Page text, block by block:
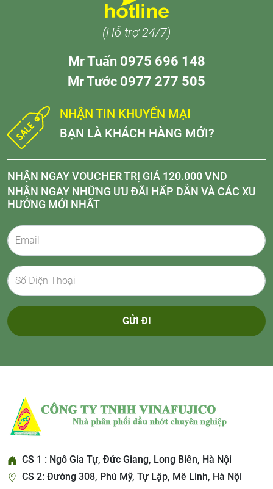
(Hỗ trợ 24/7)
Mr Tuấn 0975 696 148
Mr Tước 0977 277 505
NHẬN TIN KHUYẾN MẠI
BẠN LÀ KHÁCH HÀNG MỚI?
NHẬN NGAY VOUCHER TRỊ GIÁ 120.000 VND
NHẬN NGAY NHỮNG ƯU ĐÃI HẤP DẪN VÀ CÁC XU
HƯỚNG MỚI NHẤT
GỬI ĐI
CS 1 : Ngô Gia Tự, Đức Giang, Long Biên, Hà Nội
CS 2: Đường 308, Phú Mỹ, Tự Lập, Mê Linh, Hà Nội